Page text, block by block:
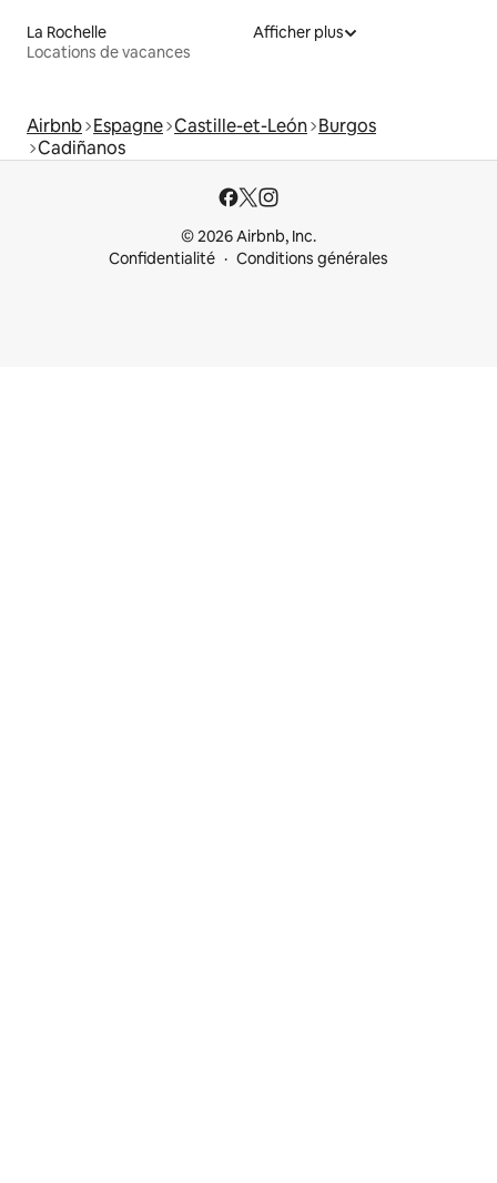
La Rochelle
Locations de vacances
Afficher plus
Airbnb Espagne Castille-et-León Burgos
Cadiñanos
© 2026 Airbnb, Inc.
Confidentialité
Conditions générales